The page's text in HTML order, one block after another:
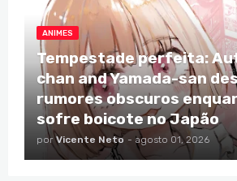
ANIMES
Tempestade perfeita:
chan and Yamada-san
rumores obscuros
sofre boicote no Japão
por Vicente Neto - agosto 01, 2026